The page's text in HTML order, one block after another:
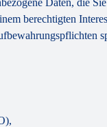
Daten, die
berechtigten